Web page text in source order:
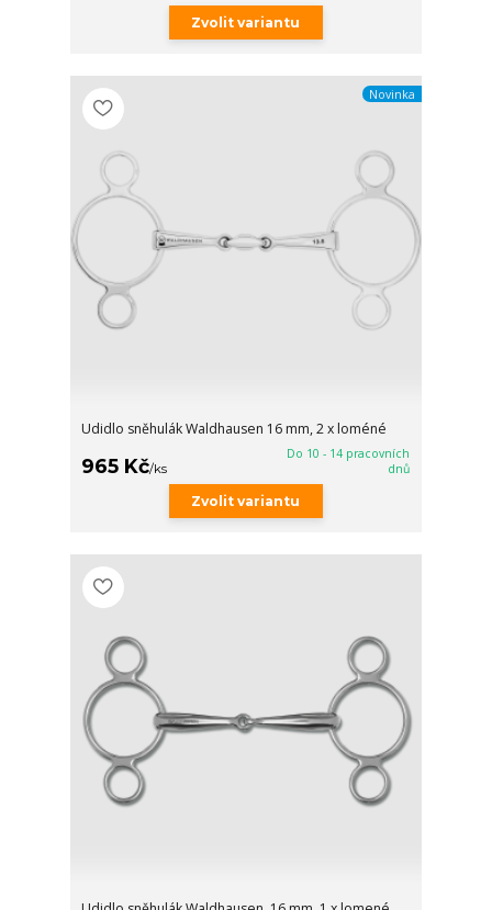
Zvolit variantu
Novinka
Udidlo sněhulák Waldhausen 16 mm, 2 x loméné
965 Kč/ks
Do 10 - 14 pracovních
dnů
Zvolit variantu